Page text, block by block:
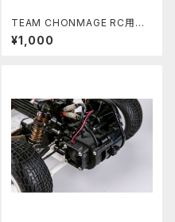
TEAM CHONMAGE RC用サ
ムライデカールBLACK & WIH
TE
¥1,000